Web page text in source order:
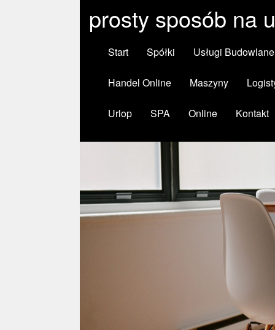
prosty sposób na
Start Spółki Usługi Budowlane
Handel Online Maszyny
Urlop SPA Online Kontakt